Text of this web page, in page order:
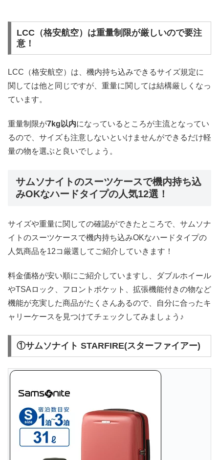
LCC（格安航空）は重量制限が厳しいので要注
意！
LCC（格安航空）は、機内持ち込みできるサイズ規定に
関しては他と同じですが、重量に関しては結構厳しくなっ
ています。
重量制限が7kg以内になっているところが主流となってい
るので、サイズも注意しないといけませんができるだけ軽
量の物を選ぶと良いでしょう。
サムソナイトのスーツケースで機内持ち込
みOKなハードタイプの人気12選！
サイズや重量に関しての確認ができたところで、サムソナ
イトのスーツケースで機内持ち込みOKなハードタイプの
人気商品を12コ厳選してご紹介していきます！
料金価格が安い順にご紹介していますし、ダブルホイール
やTSAロック、フロントポケット、拡張機能付きの物など
機能が充実した商品がたくさんあるので、自分に合ったキ
ャリーケースを見つけてチェックしてみましょう♪
①サムソナイト STARFIRE(スターファイアー)